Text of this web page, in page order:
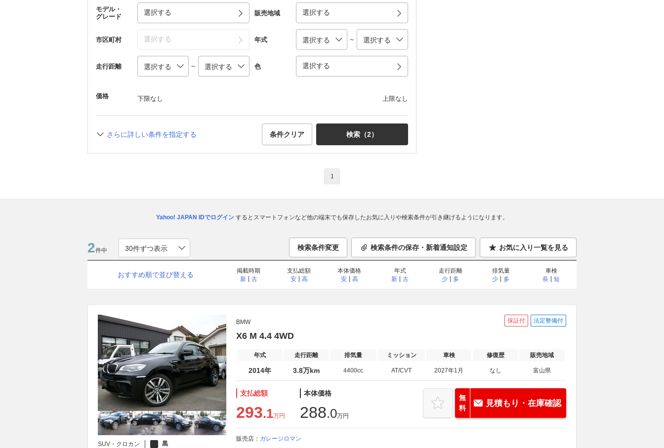
モデル・
グレード
選択する 販売地域 選択する
市区町村 選択する 年式 ～
走行距離 ～ 色 選択する
価格 下限なし 上限なし
さらに詳しい条件を指定する 条件クリア 検索（2）
1
Yahoo! JAPAN IDでログインするとスマートフォンなど他の端末でも保存したお気に入りや検索条件が引き継げるようになります。
2件中 検索条件変更 検索条件の保存・新着通知設定 お気に入り一覧を見る
おすすめ順で並び替える
掲載時期
新
古
支払総額
安
高
本体価格
安
高
年式
新
古
走行距離
少
多
排気量
少
多
車検
長
短
SUV・クロカン 黒
BMW 保証付 法定整備付
X6 M 4.4 4WD
年式 走行距離 排気量 ミッション 車検 修復歴 販売地域
2014年 3.8万km 4400cc AT/CVT 2027年1月 なし 富山県
支払総額
293.1万円
本体価格
288.0万円
無
料
見積もり・在庫確認
販売店： ガレージロマン